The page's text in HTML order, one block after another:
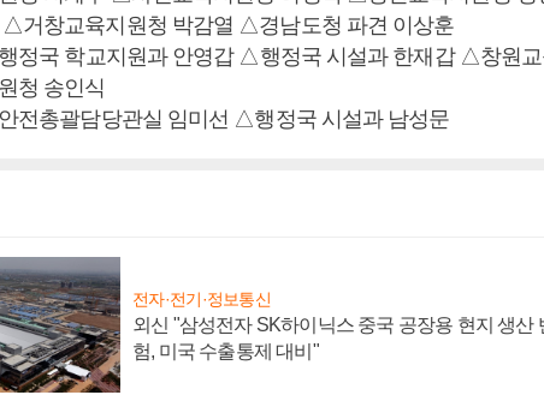
△거창교육지원청 박감열 △경남도청 파견 이상훈
정국 학교지원과 안영갑 △행정국 시설과 한재갑 △창원
청 송인식
전총괄담당관실 임미선 △행정국 시설과 남성문
전자·전기·정보통신
외신 "삼성전자 SK하이닉스 중국 공장용 현지 생산
험, 미국 수출통제 대비"